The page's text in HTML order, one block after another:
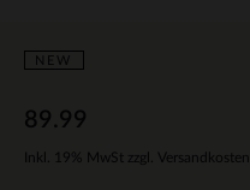
NEW
89.99
Inkl. 19% MwSt zzgl. Versandkosten